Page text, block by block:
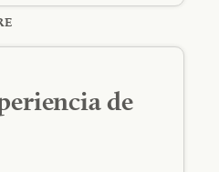
de